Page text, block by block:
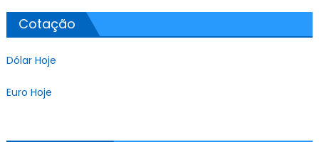
Cotação
Dólar Hoje
Euro Hoje